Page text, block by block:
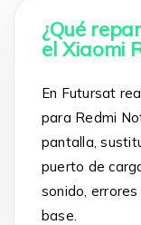
¿Qué
el Xiaomi
En Futursat
para Redmi
pantalla,
puerto de
sonido,
base.